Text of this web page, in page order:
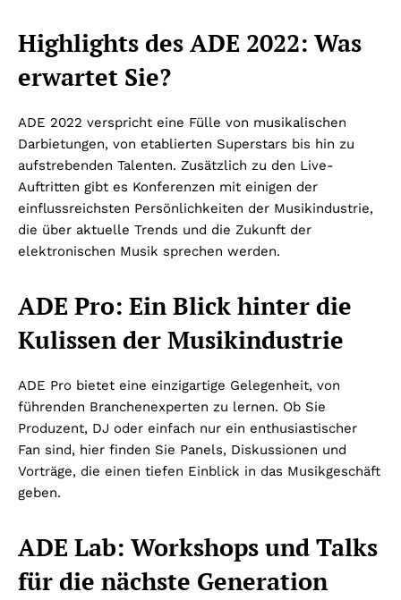
Highlights des ADE 2022: Was
erwartet Sie?
ADE 2022 verspricht eine Fülle von musikalischen
Darbietungen, von etablierten Superstars bis hin zu
aufstrebenden Talenten. Zusätzlich zu den Live-
Auftritten gibt es Konferenzen mit einigen der
einflussreichsten Persönlichkeiten der Musikindustrie,
die über aktuelle Trends und die Zukunft der
elektronischen Musik sprechen werden.
ADE Pro: Ein Blick hinter die
Kulissen der Musikindustrie
ADE Pro bietet eine einzigartige Gelegenheit, von
führenden Branchenexperten zu lernen. Ob Sie
Produzent, DJ oder einfach nur ein enthusiastischer
Fan sind, hier finden Sie Panels, Diskussionen und
Vorträge, die einen tiefen Einblick in das Musikgeschäft
geben.
ADE Lab: Workshops und Talks
für die nächste Generation